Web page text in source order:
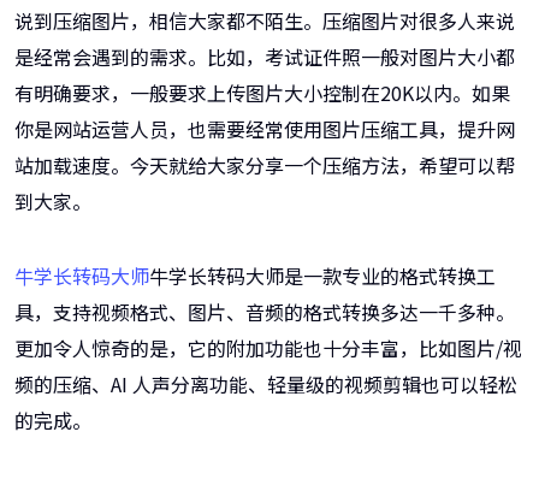
说到压缩图片，相信大家都不陌生。压缩图片对很多人来说
是经常会遇到的需求。比如，考试证件照一般对图片大小都
有明确要求，一般要求上传图片大小控制在20K以内。如果
你是网站运营人员，也需要经常使用图片压缩工具，提升网
站加载速度。今天就给大家分享一个压缩方法，希望可以帮
到大家。
牛学长转码大师牛学长转码大师是一款专业的格式转换工
具，支持视频格式、图片、音频的格式转换多达一千多种。
更加令人惊奇的是，它的附加功能也十分丰富，比如图片/视
频的压缩、AI 人声分离功能、轻量级的视频剪辑也可以轻松
的完成。